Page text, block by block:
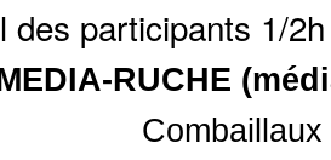
des participants 1/
RUCHE
Combaillaux